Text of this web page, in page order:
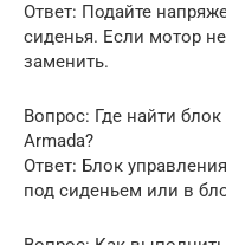
Ответ: Подайте
сиденья. Если мотор
заменить.
Вопрос: Где найти
Armada?
Ответ: Блок
под сиденьем или в